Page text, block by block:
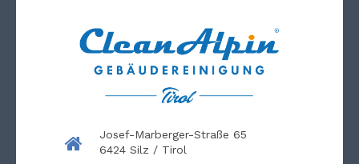
Josef-Marberger-Straße 65
6424 Silz / Tirol